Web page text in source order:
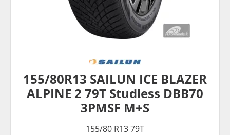
155/80R13 SAILUN ICE BLAZER
ALPINE 2 79T Studless DBB70
3PMSF M+S
155/80 R13 79T